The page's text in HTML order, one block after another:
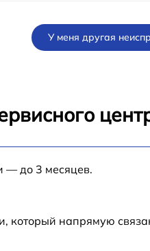
У меня другая
— до 3 месяцев.
который напрямую